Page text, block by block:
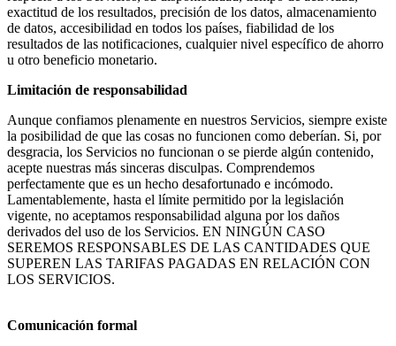
exactitud de los resultados, precisión de los datos, almacenamiento
de datos, accesibilidad en todos los países, fiabilidad de los
resultados de las notificaciones, cualquier nivel específico de ahorro
u otro beneficio monetario.
Limitación de responsabilidad
Aunque confiamos plenamente en nuestros Servicios, siempre existe
la posibilidad de que las cosas no funcionen como deberían. Si, por
desgracia, los Servicios no funcionan o se pierde algún contenido,
acepte nuestras más sinceras disculpas. Comprendemos
perfectamente que es un hecho desafortunado e incómodo.
Lamentablemente, hasta el límite permitido por la legislación
vigente, no aceptamos responsabilidad alguna por los daños
derivados del uso de los Servicios. EN NINGÚN CASO
SEREMOS RESPONSABLES DE LAS CANTIDADES QUE
SUPEREN LAS TARIFAS PAGADAS EN RELACIÓN CON
LOS SERVICIOS.
Comunicación formal